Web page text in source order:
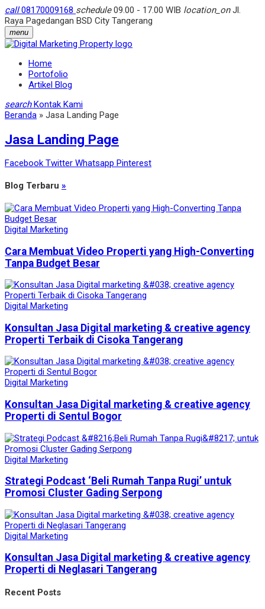
call08170009168 schedule09.00 - 17.00 WIB location_onJl.
Raya Pagedangan BSD City Tangerang
menu
Home
Portofolio
Artikel Blog
search Kontak Kami
Beranda » Jasa Landing Page
Jasa Landing Page
Facebook Twitter Whatsapp Pinterest
Blog Terbaru »
Digital Marketing
Cara Membuat Video Properti yang High-Converting
Tanpa Budget Besar
Digital Marketing
Konsultan Jasa Digital marketing & creative agency
Properti Terbaik di Cisoka Tangerang
Digital Marketing
Konsultan Jasa Digital marketing & creative agency
Properti di Sentul Bogor
Digital Marketing
Strategi Podcast ‘Beli Rumah Tanpa Rugi’ untuk
Promosi Cluster Gading Serpong
Digital Marketing
Konsultan Jasa Digital marketing & creative agency
Properti di Neglasari Tangerang
Recent Posts